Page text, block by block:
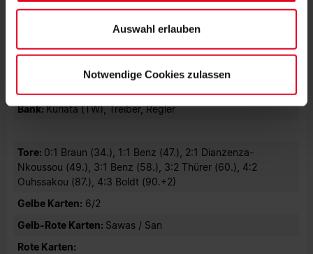
Datenschutzerklärungund unseremImpressum."
Auswahl erlauben
Notwendige Cookies zulassen
Boldt), Braun, Bierle, Ambrosius, Zor, Thürer, Sen (85.,
Matenda), Batolov, Guggenbühler (C) (69., Kaiser), El-Dor
Bank:Kuriata (TW), Treiber, Regler
Tore: 0:1 Braun (34.), 1:1 Benz (47.), 2:1 Dianzenza-
Nkoussou (49.), 3:1 Benz (58.), 3:2 Thürer (60.), 4:2
Ouhssakou (87.), 4:3 Boldt (90.+2)
Gelbe Karten: 6/2
Gelb-Rote Karten: Sawas / San
Rote Karten: